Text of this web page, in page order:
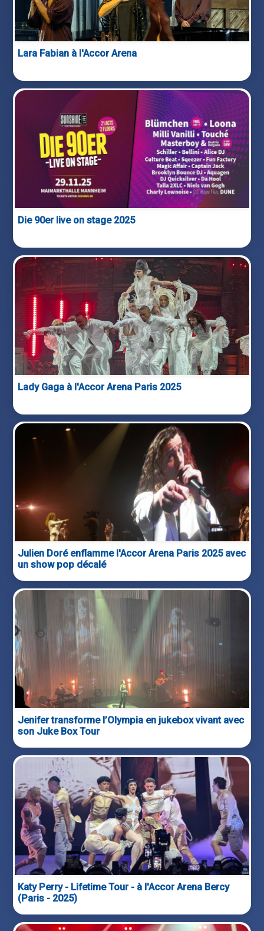
Lara Fabian à l'Accor Arena
Die 90er live on stage 2025
Lady Gaga à l'Accor Arena Paris 2025
Julien Doré enflamme l'Accor Arena Paris 2025 avec
un show pop décalé
Jenifer transforme l’Olympia en jukebox vivant avec
son Juke Box Tour
Katy Perry - Lifetime Tour - à l'Accor Arena Bercy
(Paris - 2025)